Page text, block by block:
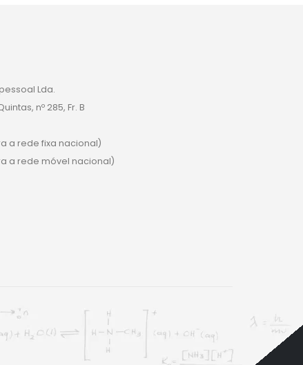
Lda.
nº 285, Fr. B
a rede fixa nacional)
a rede móvel nacional)